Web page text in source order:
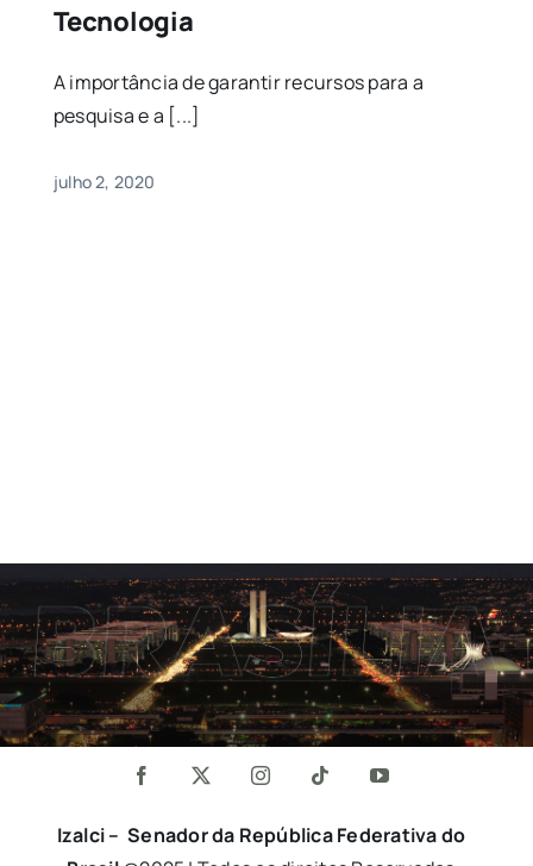
Tecnologia
A importância de garantir recursos para a
pesquisa e a [...]
julho 2, 2020
Izalci – Senador da República Federativa do